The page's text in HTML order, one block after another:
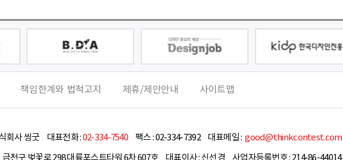
책임한계와 법적고지 제휴/제안안내 사이트맵
회사 씽굿 대표전화 :02-334-7540 팩스 :02-334-7392 대표메일 : good@thinkcontest.com
금천구 벚꽃로 298 대륭포스트타워 6차 607호 대표이사 : 신선경 사업자등록번호 : 214-86-44014